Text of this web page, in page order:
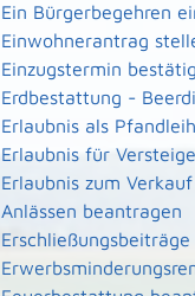
Ein Bürgerbegehren
Einwohnerantrag
Einzugstermin
Erdbestattung -
Erlaubnis als
Erlaubnis für
Erlaubnis zum
Anlässen beantragen
Erschließungsbeiträge